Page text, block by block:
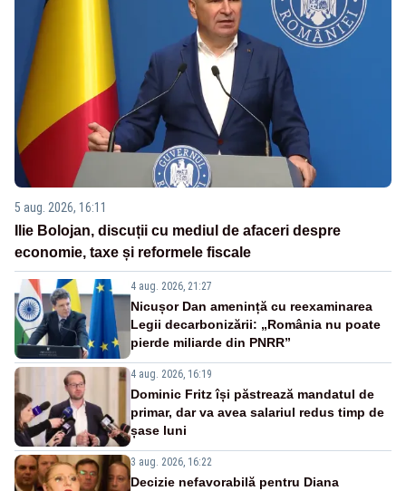
5 aug. 2026, 16:11
Ilie Bolojan, discuții cu mediul de afaceri despre
economie, taxe și reformele fiscale
4 aug. 2026, 21:27
Nicușor Dan amenință cu reexaminarea
Legii decarbonizării: „România nu poate
pierde miliarde din PNRR”
4 aug. 2026, 16:19
Dominic Fritz își păstrează mandatul de
primar, dar va avea salariul redus timp de
șase luni
3 aug. 2026, 16:22
Decizie nefavorabilă pentru Diana